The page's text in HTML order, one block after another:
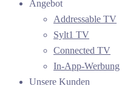
Angebot
Addressable TV
Sylt1 TV
Connected TV
In-App-Werbung
Unsere Kunden